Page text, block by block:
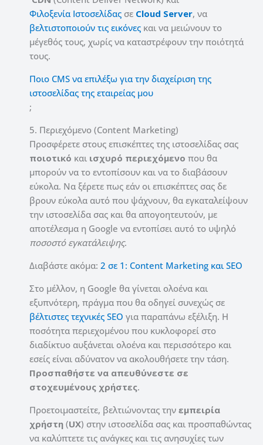
Φιλοξενία Ιστοσελίδας σε Cloud Server, να
βελτιστοποιούν τις εικόνες και να μειώνουν το
μέγεθός τους, χωρίς να καταστρέφουν την ποιότητά
τους.
Ποιο CMS να επιλέξω για την διαχείριση της
ιστοσελίδας της εταιρείας μου
;
5. Περιεχόμενο (Content Marketing)
Προσφέρετε στους επισκέπτες της ιστοσελίδας σας
ποιοτικό και ισχυρό περιεχόμενο που θα
μπορούν να το εντοπίσουν και να το διαβάσουν
εύκολα. Να ξέρετε πως εάν οι επισκέπτες σας δε
βρουν εύκολα αυτό που ψάχνουν, θα εγκαταλείψουν
την ιστοσελίδα σας και θα απογοητευτούν, με
αποτέλεσμα η Google να εντοπίσει αυτό το υψηλό
ποσοστό εγκατάλειψης.
Διαβάστε ακόμα: 2 σε 1: Content Marketing και SEO
Στο μέλλον, η Google θα γίνεται ολοένα και
εξυπνότερη, πράγμα που θα οδηγεί συνεχώς σε
βέλτιστες τεχνικές SEO για παραπάνω εξέλιξη. Η
ποσότητα περιεχομένου που κυκλοφορεί στο
διαδίκτυο αυξάνεται ολοένα και περισσότερο και
εσείς είναι αδύνατον να ακολουθήσετε την τάση.
Προσπαθήστε να απευθύνεστε σε
στοχευμένους χρήστες.
Προετοιμαστείτε, βελτιώνοντας την εμπειρία
χρήστη (UX) στην ιστοσελίδα σας και προσπαθώντας
να καλύπτετε τις ανάγκες και τις ανησυχίες των